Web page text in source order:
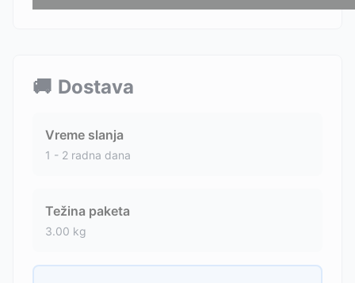
🚚 Dostava
Vreme slanja
1 - 2 radna dana
Težina paketa
3.00 kg